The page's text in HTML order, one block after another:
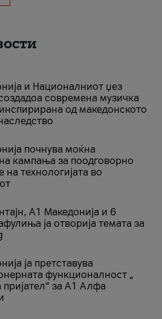
и Националниот џез
современа музичка
од македонското
почнува моќна
кампања за поодговорно
на технологијата во
A1 Македонија и 6
ја отворија темата за
ја претставува
функционалност „
за А1 Алфа